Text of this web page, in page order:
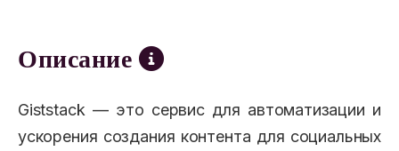
Описание
Giststack — это сервис для автоматизации и
ускорения создания контента для социальных